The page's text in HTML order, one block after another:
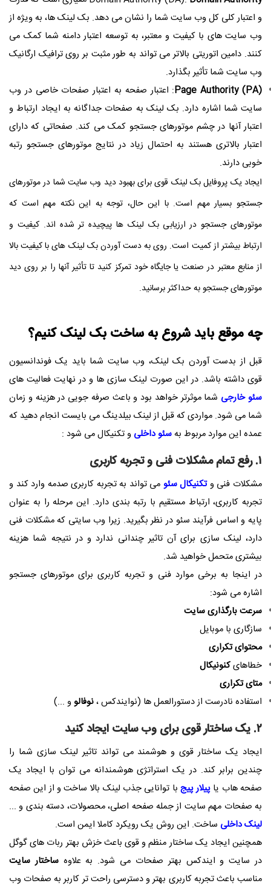
و اعتبار کلی کل وب سایت شما را نشان می دهد. بک لینک ها، به ویژه از
وب سایت های با کیفیت و معتبر، به توسعه اعتبار دامنه شما کمک می
کنند. دامین اتوریتی بالاتر می تواند به طور مثبت بر روی ترافیک ارگانیک
وب سایت شما تأثیر بگذارد.
Page Authority (PA): اعتبار صفحه به اعتبار صفحات خاصی در وب
سایت شما اشاره دارد. بک لینک به صفحات جداگانه به ایجاد ارتباط و
اعتبار آنها در چشم موتورهای جستجو کمک می کند. صفحاتی که دارای
اعتبار بالاتری هستند به احتمال زیاد در نتایج موتورهای جستجو رتبه
خوبی دارند.
ایجاد یک پروفایل بک لینک قوی برای بهبود دید وب سایت شما در موتورهای
جستجو بسیار مهم است. با این حال، توجه به این نکته مهم است که
موتورهای جستجو در ارزیابی بک لینک ها پیچیده تر شده اند. کیفیت و
ارتباط بیشتر از کمیت است. روی به دست آوردن بک لینک های با کیفیت بالا
از منابع معتبر در صنعت یا جایگاه خود تمرکز کنید تا تأثیر آنها را بر روی دید
موتورهای جستجو به حداکثر برسانید.
چه موقع باید شروع به ساخت بک لینک کنیم؟
قبل از بدست آوردن بک لینک، وب سایت شما باید یک فوندانسیون
قوی داشته باشد. در این صورت لینک سازی ها و در نهایت فعالیت های
سئو خارجی شما موثرتر خواهد بود و باعث صرفه جویی در هزینه و زمان
شما می شود. مواردی که قبل از لینک بیلدینگ می بایست انجام دهید که
عمده این موارد مربوط بهسئو داخلی و تکنیکال می شود :
۱. رفع تمام مشکلات فنی و تجربه کاربری
مشکلات فنی وتکنیکال سئو می تواند به تجربه کاربری صدمه وارد کند و
تجربه کاربری، ارتباط مستقیم با رتبه بندی دارد. این مرحله را به عنوان
پایه و اساس فرآیند سئو در نظر بگیرید. زیرا وب سایتی که مشکلات فنی
دارد، لینک سازی برای آن تاثیر چندانی ندارد و در نتیجه شما هزینه
بیشتری متحمل خواهید شد.
در اینجا به برخی موارد فنی و تجربه کاربری برای موتورهای جستجو
اشاره می شود:
سرعت بارگذاری سایت
سازگاری با موبایل
محتوای تکراری
خطاهایکنونیکال
متای تکراری
استفاده نادرست از دستورالعمل ها (نوایندکس ،نوفالوو ...)
۲. یک ساختار قوی برای وب سایت ایجاد کنید
ایجاد یک ساختار قوی و هوشمند می تواند تاثیر لینک سازی شما را
چندین برابر کند. در یک استراتژی هوشمندانه می توان با ایجاد یک
صفحه هاب یا پیلار پیج با توانایی جذب لینک بالا ساخت و از این صفحه
به صفحات مهم سایت از جمله صفحه اصلی، محصولات، دسته بندی و ...
لینک داخلی ساخت. این روش یک رویکرد کاملا ایمن است.
همچنین ایجاد یک ساختار منظم و قوی باعث خزش بهتر ربات های گوگل
در سایت و ایندکس بهتر صفحات می شود. به علاوهساختار سایت
مناسب باعث تجربه کاربری بهتر و دسترسی راحت تر کاربر به صفحات وب